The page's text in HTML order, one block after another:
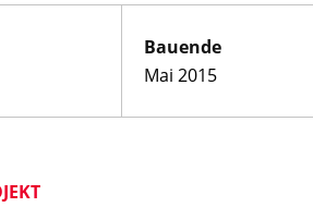
Bauende
Mai 2015